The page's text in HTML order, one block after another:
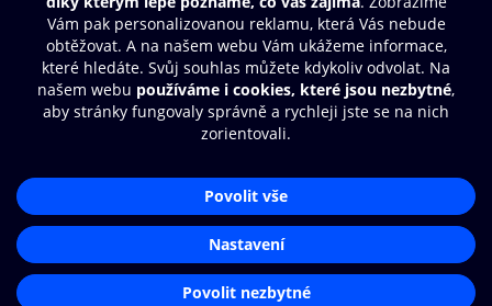
Další zábava
© O2 Czech Republic a.s.
Přístupnost
Zásady zpracování osobních údajů
Nastavení cookies
Aplikace O2 Knihovna
Čti a poslouchej své e-knihy a
audioknihy rychleji a pohodlněji.